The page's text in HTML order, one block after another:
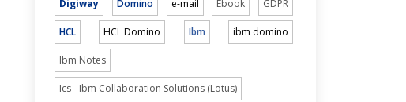
Digiway Domino e-mail Ebook GDPR
HCL HCL Domino Ibm ibm domino
Ibm Notes
Ics - Ibm Collaboration Solutions (Lotus)